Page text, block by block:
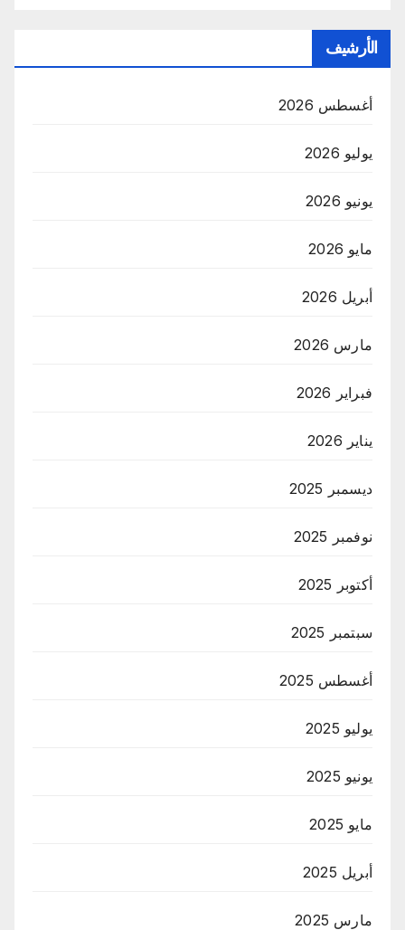
الأرشيف
أغسطس 2026
يوليو 2026
يونيو 2026
مايو 2026
أبريل 2026
مارس 2026
فبراير 2026
يناير 2026
ديسمبر 2025
نوفمبر 2025
أكتوبر 2025
سبتمبر 2025
أغسطس 2025
يوليو 2025
يونيو 2025
مايو 2025
أبريل 2025
مارس 2025